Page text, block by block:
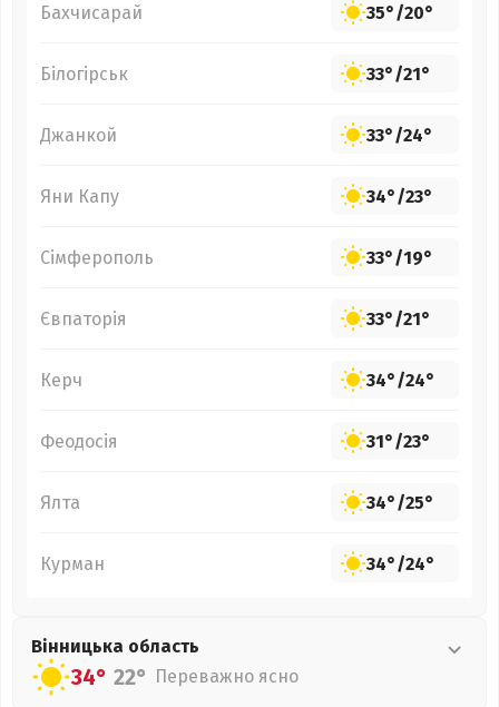
Бахчисарай 35°/20°
Білогірськ 33°/21°
Джанкой 33°/24°
Яни Капу 34°/23°
Сімферополь 33°/19°
Євпаторія 33°/21°
Керч 34°/24°
Феодосія 31°/23°
Ялта 34°/25°
Курман 34°/24°
Вінницька область
34° 22° Переважно ясно